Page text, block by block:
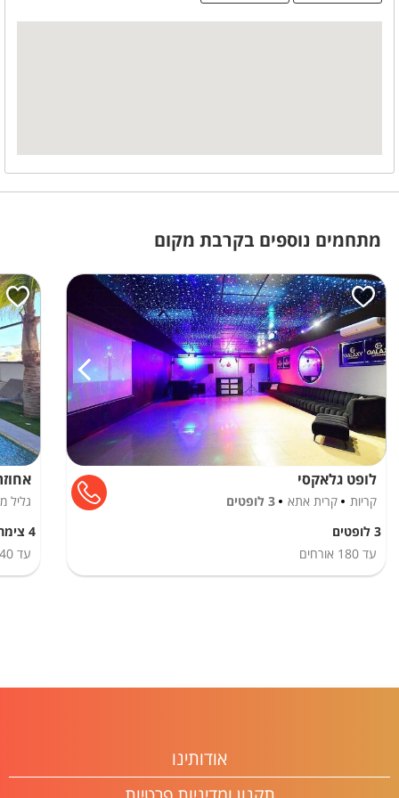
משחקי שולחן
טרמפולינה
מתחמים נוספים בקרבת מקום
לופט גלאקסי
קריות קרית אתא
3 לופטים
3 לופטים
עד 180 אורחים
גליל
4 צימרים
עד 40
אודותינו